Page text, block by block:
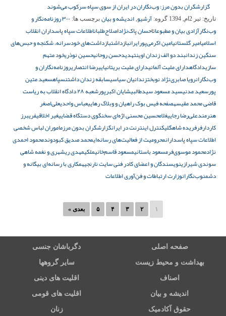
گزارشگران بدون مرز: وب‌نگاران در ایران از سوی سپاه سرکوب می‌شوند
تاریخ: تیر 2ام, 1394 گروه: آرشیو, اندیشه و بیان برچسب ها:
۳۰۰ روزنامه‌نگار و
وب‌نگارآزادی بیان و مطبوعاتاحسان پاک‌نژاداصلاح‌طلباناطلاعات سپاه پاسداران انقلاب
اسلامیامیر گلستانیامین اکرمی‌پورایرانبازداشتبازداشت‌های خودسرانه، شکنجه و حبس‌های
سنگین زندانبند دو الف زندان اوینتهدیدحسن روحانیحسین نوذریخود متهم
سازیدادگاهدارای ملیت آلمانیدارای ملیت بریتانیاییرضا انتصاریروزنامه‌نگاران و
وب‌نگارانرویا صابری‌نژاد نوبختزندانیان سیاسیسابقه زندان داشتنسپاهسعید متین
پورسعید مدنیسید مسعود سیدطالبیشایان اکبرپور
شعبه ۲۸ دادگاه انقلاب به ریاست
قاضی محمد مقیسهصفحه فیس بوک راهیان و وبلاگ رهاییعباس واحدیعلی‌اصغر
هنرمندعلی‌رضا رجاییغلامحسین محسنی اژه‌ای سخنگوی دستگاه قضاییغیر اخلاقیفریبرز
کاردارفرفریده شاهگلیکنترل اینترنت در ایرانگزارشگران بدون مرزماموران لباس شخصی
اطلاعات سپاه پاسدارانمحرومیت از فعالیت‌های رسانه‌ایمحمد صدیق کبودوندمحمود احمدی
نژادمحمود موسوی‌فرمسعود باستانیمسعود قاسم‌خانیملکیمهدی ریشهری و نغمه شاهی
سوندی شیرازینویسندگان و اعضای کادر فنی سایت نارنجیهمکاری با رسانه‌ای بیگانه و
دشمنوب‌نگارانوزارت ارتباطات و فن‌آوری اطلاعات
۱ ۲ ۳ ۴ ۵ بعدی »
صفحه اصلی دگرباشان جنسی
بهداشت و محیط زیست سایر گروهها
اصناف اقلیت های دینی
اندیشه و بیان اقلیت های قومی
حقوق آکادمیک زنان